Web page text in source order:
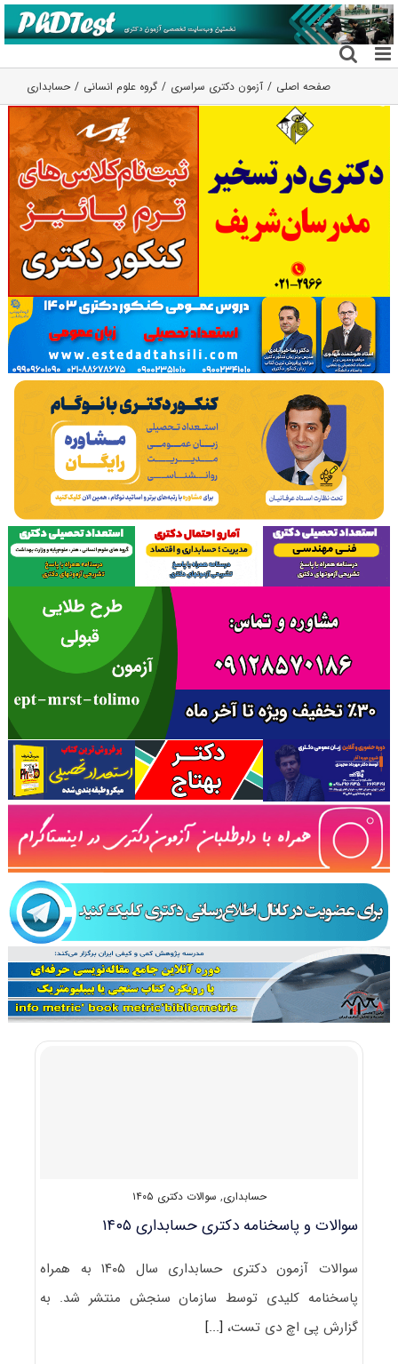
رفتن
به
محتوا
صفحه اصلی آزمون دکتری سراسری گروه علوم انسانی حسابداری
حسابداری, سوالات دکتری ۱۴۰۵
سوالات و پاسخنامه دکتری حسابداری ۱۴۰۵
سوالات آزمون دکتری حسابداری سال ۱۴۰۵ به همراه
پاسخنامه کلیدی توسط سازمان سنجش منتشر شد. به
گزارش پی اچ دی تست،[...]